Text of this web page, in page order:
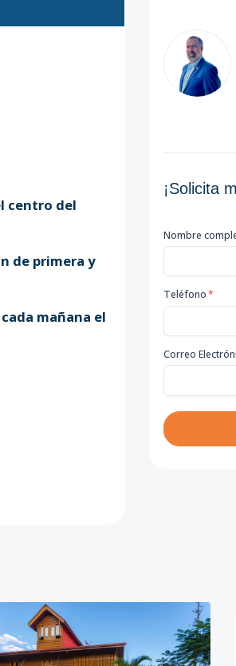
centro del
de primera y
mañana el
¡Solicita
Nombre
Teléfono*
Correo